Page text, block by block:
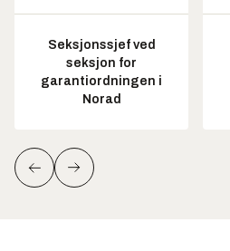
Seksjonssjef ved
seksjon for
garantiordningen i
Norad